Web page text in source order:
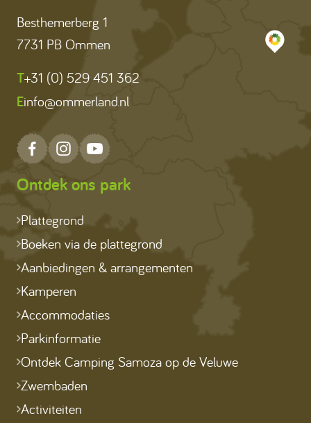
Besthemerberg 1
7731 PB Ommen
T+31 (0) 529 451 362
Einfo@ommerland.nl
Ontdek ons park
Plattegrond
Boeken via de plattegrond
Aanbiedingen & arrangementen
Kamperen
Accommodaties
Parkinformatie
Ontdek Camping Samoza op de Veluwe
Zwembaden
Activiteiten